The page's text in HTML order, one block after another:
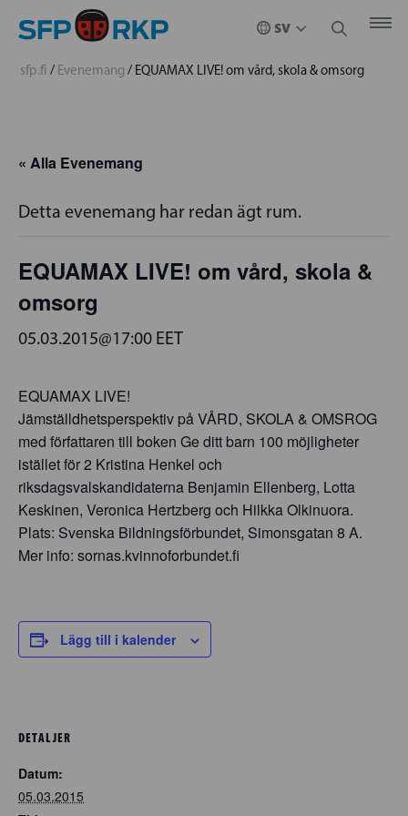
sfp.fi / Evenemang / EQUAMAX LIVE! om vård, skola & omsorg
« Alla Evenemang
Detta evenemang har redan ägt rum.
EQUAMAX LIVE! om vård, skola &
omsorg
05.03.2015@17:00 EET
EQUAMAX LIVE!
Jämställdhetsperspektiv på VÅRD, SKOLA & OMSROG
med författaren till boken Ge ditt barn 100 möjligheter
istället för 2 Kristina Henkel och
riksdagsvalskandidaterna Benjamin Ellenberg, Lotta
Keskinen, Veronica Hertzberg och Hilkka Olkinuora.
Plats: Svenska Bildningsförbundet, Simonsgatan 8 A.
Mer info: sornas.kvinnoforbundet.fi
Lägg till i kalender
DETALJER
Datum:
05.03.2015